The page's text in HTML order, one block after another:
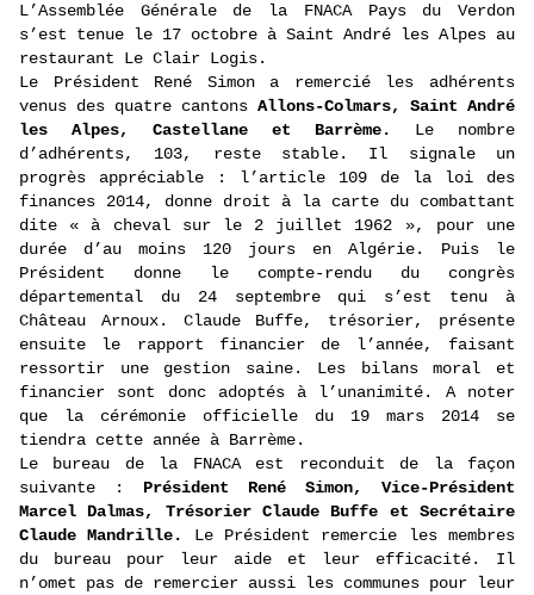
L’Assemblée Générale de la FNACA Pays du Verdon
s’est tenue le 17 octobre à Saint André les Alpes au
restaurant Le Clair Logis.
Le Président René Simon a remercié les adhérents
venus des quatre cantons Allons-Colmars, Saint André
les Alpes, Castellane et Barrème.
Le nombre
d’adhérents, 103, reste stable. Il signale un
progrès appréciable : l’article 109 de la loi des
finances 2014, donne droit à la carte du combattant
dite « à cheval sur le 2 juillet 1962 », pour une
durée d’au moins 120 jours en Algérie. Puis le
Président donne le compte-rendu du congrès
départemental du 24 septembre qui s’est tenu à
Château Arnoux. Claude Buffe, trésorier, présente
ensuite le rapport financier de l’année, faisant
ressortir une gestion saine. Les bilans moral et
financier sont donc adoptés à l’unanimité. A noter
que la cérémonie officielle du 19 mars 2014 se
tiendra cette année à Barrème.
Le bureau de la FNACA est reconduit de la façon
suivante : Président René Simon, Vice-Président
Marcel Dalmas, Trésorier Claude Buffe et Secrétaire
Claude Mandrille.
Le Président remercie les membres
du bureau pour leur aide et leur efficacité. Il
n’omet pas de remercier aussi les communes pour leur